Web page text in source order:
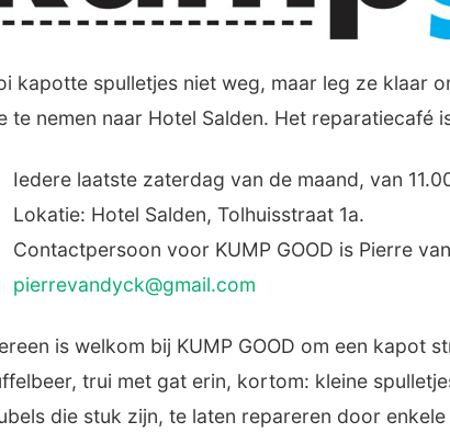
kapotte spulletjes niet weg, maar leg ze klaar
te nemen naar Hotel Salden. Het reparatiecafé
Iedere laatste zaterdag van de maand, van
Lokatie: Hotel Salden, Tolhuisstraat 1a.
Contactpersoon voor KUMP GOOD is Pierre
pierrevandyck@gmail.com
is welkom bij KUMP GOOD om een kapot
trui met gat erin, kortom: kleine
die stuk zijn, te laten repareren door